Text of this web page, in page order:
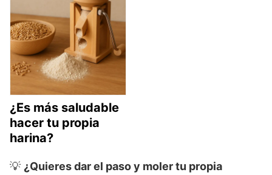
¿Es más saludable
hacer tu propia
harina?
💡 ¿Quieres dar el paso y moler tu propia